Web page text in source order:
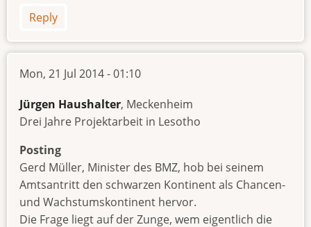
Reply
Mon, 21 Jul 2014 - 01:10
Jürgen Haushalter, Meckenheim
Drei Jahre Projektarbeit in Lesotho
Posting
Gerd Müller, Minister des BMZ, hob bei seinem
Amtsantritt den schwarzen Kontinent als Chancen-
und Wachstumskontinent hervor.
Die Frage liegt auf der Zunge, wem eigentlich die